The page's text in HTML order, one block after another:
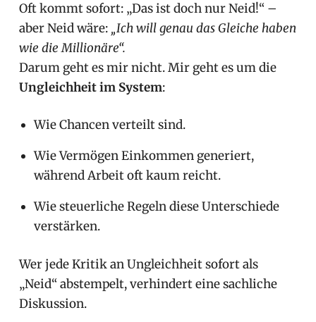
Oft kommt sofort: „Das ist doch nur Neid!“ –
aber Neid wäre: „Ich will genau das Gleiche haben
wie die Millionäre“.
Darum geht es mir nicht. Mir geht es um die
Ungleichheit im System:
Wie Chancen verteilt sind.
Wie Vermögen Einkommen generiert,
während Arbeit oft kaum reicht.
Wie steuerliche Regeln diese Unterschiede
verstärken.
Wer jede Kritik an Ungleichheit sofort als
„Neid“ abstempelt, verhindert eine sachliche
Diskussion.